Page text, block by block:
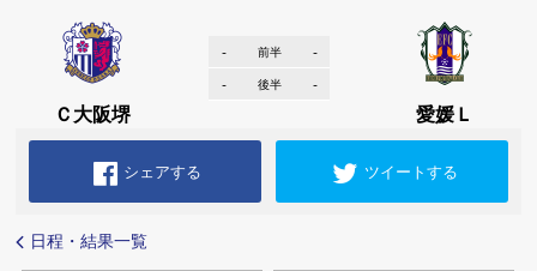
Ｃ大阪堺
- 前半
-
-
後半 -
愛媛Ｌ
シェアする ツイートする
日程・結果一覧